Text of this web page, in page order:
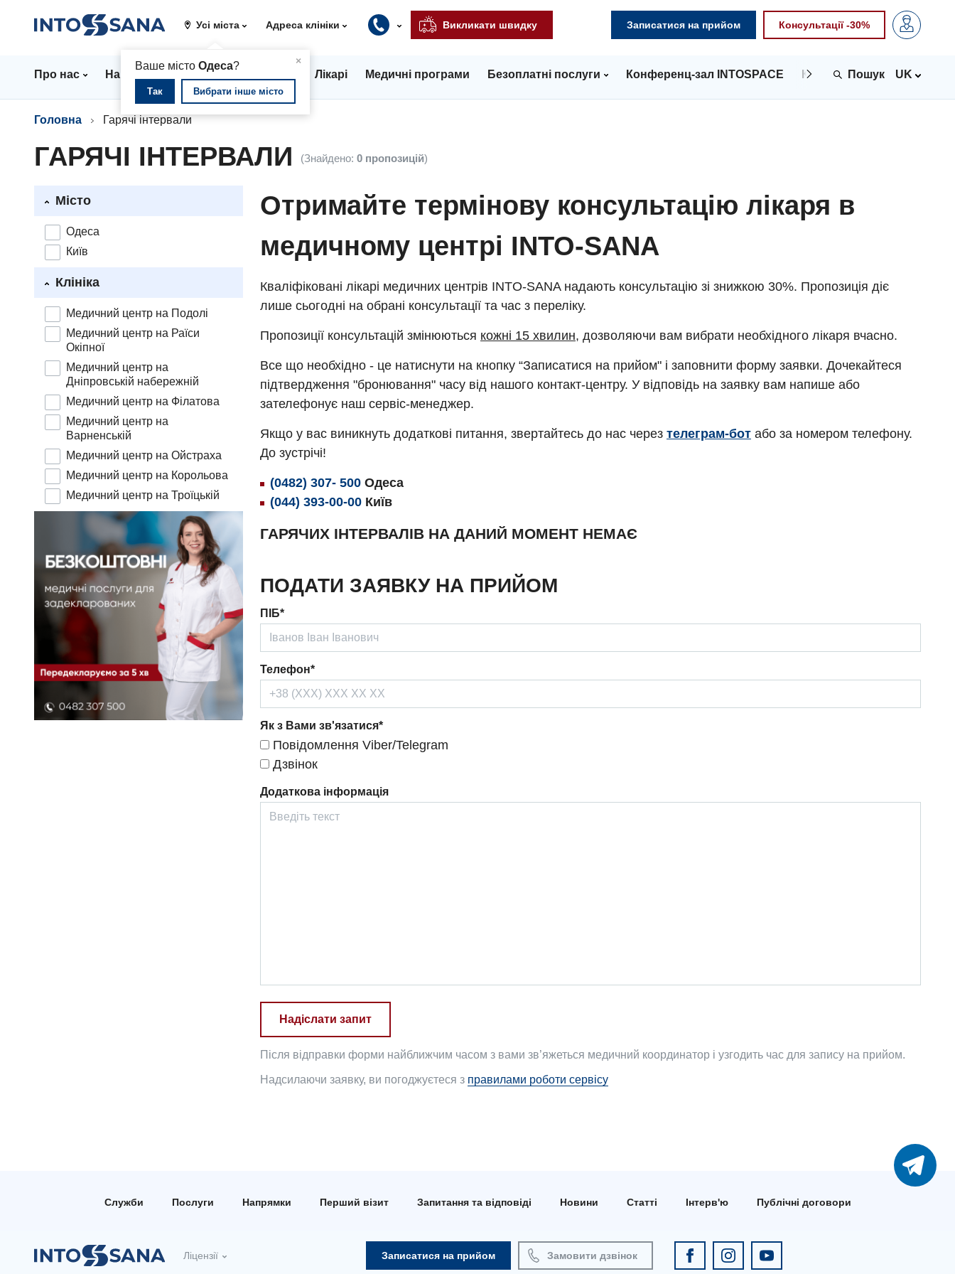
Усі міста
×
Ваше місто Одеса?
Так Вибрати інше місто
Адреса клініки Викликати швидку Записатися на прийом Консультації -30%
Про нас Напрямки Стаціонар Лікарі Медичні програми Безоплатні послуги Конференц-зал INTOSPACE Контакти UK
Головна Гарячі інтервали
ГАРЯЧІ ІНТЕРВАЛИ (Знайдено: 0 пропозицій)
Місто
Одеса
Київ
Клініка
Медичний центр на Подолі
Медичний центр на Раїси
Окіпної
Медичний центр на
Дніпровській набережній
Медичний центр на Філатова
Медичний центр на
Варненській
Медичний центр на Ойстраха
Медичний центр на Корольова
Медичний центр на Троїцькій
Отримайте термінову консультацію лікаря в
медичному центрі INTO-SANA
Кваліфіковані лікарі медичних центрів INTO-SANA надають консультацію зі знижкою 30%. Пропозиція діє
лише сьогодні на обрані консультації та час з переліку.
Пропозиції консультацій змінюються кожні 15 хвилин, дозволяючи вам вибрати необхідного лікаря вчасно.
Все що необхідно - це натиснути на кнопку “Записатися на прийом" і заповнити форму заявки. Дочекайтеся
підтвердження "бронювання" часу від нашого контакт-центру. У відповідь на заявку вам напише або
зателефонує наш сервіс-менеджер.
Якщо у вас виникнуть додаткові питання, звертайтесь до нас через телеграм-бот або за номером телефону.
До зустрічі!
(0482) 307- 500 Одеса
(044) 393-00-00 Київ
ГАРЯЧИХ ІНТЕРВАЛІВ НА ДАНИЙ МОМЕНТ НЕМАЄ
ПОДАТИ ЗАЯВКУ НА ПРИЙОМ
ПІБ*
Телефон*
Як з Вами зв'язатися*
Повідомлення Viber/Telegram
Дзвінок
Додаткова інформація
Надіслати запит
Після відправки форми найближчим часом з вами зв’яжеться медичний координатор і узгодить час для запису на прийом.
Надсилаючи заявку, ви погоджуєтеся з правилами роботи сервісу
Служби Послуги Напрямки Перший візит Запитання та відповіді Новини Статті Інтерв'ю Публічні договори
Ліцензії Записатися на прийом Замовити дзвінок